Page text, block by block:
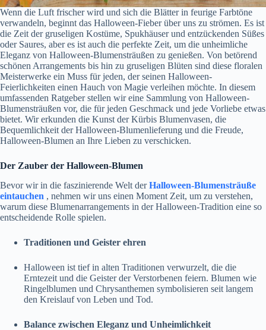
Wenn die Luft frischer wird und sich die Blätter in feurige Farbtöne
verwandeln, beginnt das Halloween-Fieber über uns zu strömen. Es ist
die Zeit der gruseligen Kostüme, Spukhäuser und entzückenden Süßes
oder Saures, aber es ist auch die perfekte Zeit, um die unheimliche
Eleganz von Halloween-Blumensträußen zu genießen. Von betörend
schönen Arrangements bis hin zu gruseligen Blüten sind diese floralen
Meisterwerke ein Muss für jeden, der seinen Halloween-
Feierlichkeiten einen Hauch von Magie verleihen möchte. In diesem
umfassenden Ratgeber stellen wir eine Sammlung von Halloween-
Blumensträußen vor, die für jeden Geschmack und jede Vorliebe etwas
bietet. Wir erkunden die Kunst der Kürbis Blumenvasen, die
Bequemlichkeit der Halloween-Blumenlieferung und die Freude,
Halloween-Blumen an Ihre Lieben zu verschicken.
Der Zauber der Halloween-Blumen
Bevor wir in die faszinierende Welt derHalloween-Blumensträuße
eintauchen , nehmen wir uns einen Moment Zeit, um zu verstehen,
warum diese Blumenarrangements in der Halloween-Tradition eine so
entscheidende Rolle spielen.
Traditionen und Geister ehren
Halloween ist tief in alten Traditionen verwurzelt, die die
Erntezeit und die Geister der Verstorbenen feiern. Blumen wie
Ringelblumen und Chrysanthemen symbolisieren seit langem
den Kreislauf von Leben und Tod.
Balance zwischen Eleganz und Unheimlichkeit